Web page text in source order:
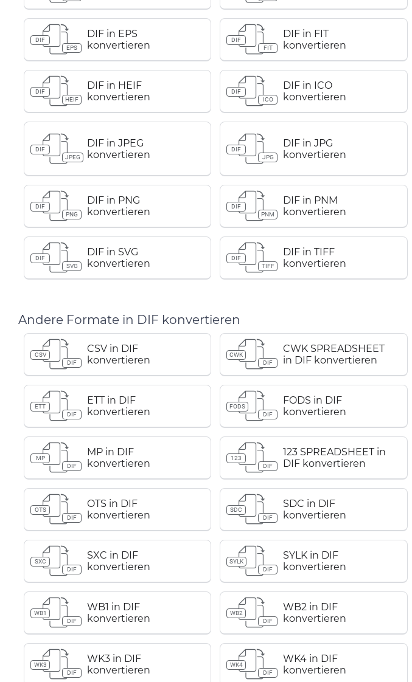
DIF
EPS
DIF in EPS
konvertieren
DIF
FIT
DIF in FIT
konvertieren
DIF
HEIF
DIF in HEIF
konvertieren
DIF
ICO
DIF in ICO
konvertieren
DIF
JPEG
DIF in JPEG
konvertieren
DIF
JPG
DIF in JPG
konvertieren
DIF
PNG
DIF in PNG
konvertieren
DIF
PNM
DIF in PNM
konvertieren
DIF
SVG
DIF in SVG
konvertieren
DIF
TIFF
DIF in TIFF
konvertieren
Andere Formate in DIF konvertieren
CSV
DIF
CSV in DIF
konvertieren
CWK
DIF
CWK SPREADSHEET
in DIF konvertieren
ETT
DIF
ETT in DIF
konvertieren
FODS
DIF
FODS in DIF
konvertieren
MP
DIF
MP in DIF
konvertieren
123
DIF
123 SPREADSHEET in
DIF konvertieren
OTS
DIF
OTS in DIF
konvertieren
SDC
DIF
SDC in DIF
konvertieren
SXC
DIF
SXC in DIF
konvertieren
SYLK
DIF
SYLK in DIF
konvertieren
WB1
DIF
WB1 in DIF
konvertieren
WB2
DIF
WB2 in DIF
konvertieren
WK3
DIF
WK3 in DIF
konvertieren
WK4
DIF
WK4 in DIF
konvertieren